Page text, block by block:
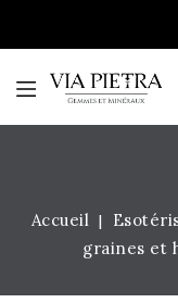
Accueil
graines et